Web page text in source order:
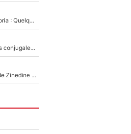
Medhi Benatia s'est «senti trahi» par Pablo Longoria : Quelques semaines après son départ, l'ancien directeur de football de l'OM règle ses comptes
Des terrains de Ligue 1 au tribunal pour violences conjugales : Un arbitre français encourt une peine de 18 mois de prison !
Equipe de France : 10 jours après la nomination de Zinedine Zidane, c'est au tour de son fils de prendre un nouveau départ !